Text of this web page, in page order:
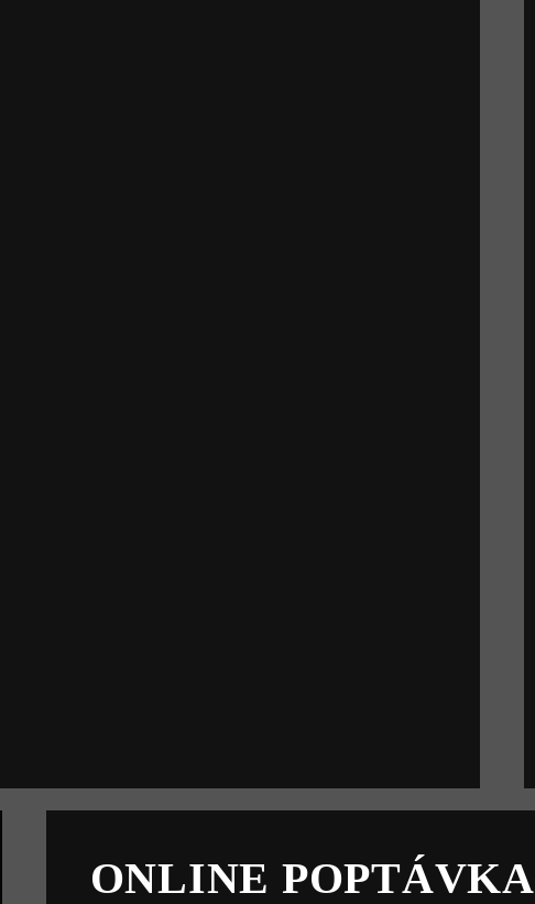
ONLINE POPTÁVKA